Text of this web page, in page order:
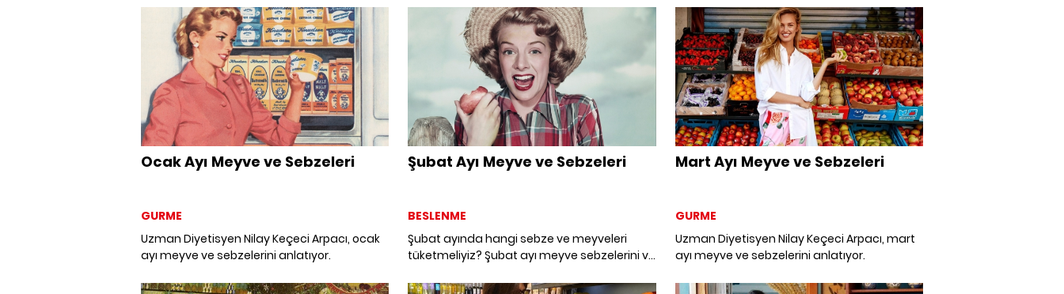
Ocak Ayı Meyve ve Sebzeleri
GURME
Uzman Diyetisyen Nilay Keçeci Arpacı, ocak
ayı meyve ve sebzelerini anlatıyor.
Şubat Ayı Meyve ve Sebzeleri
BESLENME
Şubat ayında hangi sebze ve meyveleri
tüketmeliyiz? Şubat ayı meyve sebzelerini ve
Mart Ayı Meyve ve Sebzeleri
GURME
Uzman Diyetisyen Nilay Keçeci Arpacı, mart
ayı meyve ve sebzelerini anlatıyor.